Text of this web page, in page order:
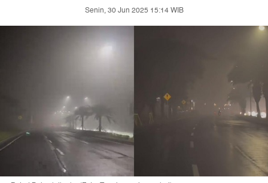
Senin, 30 Jun 2025 15:14 WIB